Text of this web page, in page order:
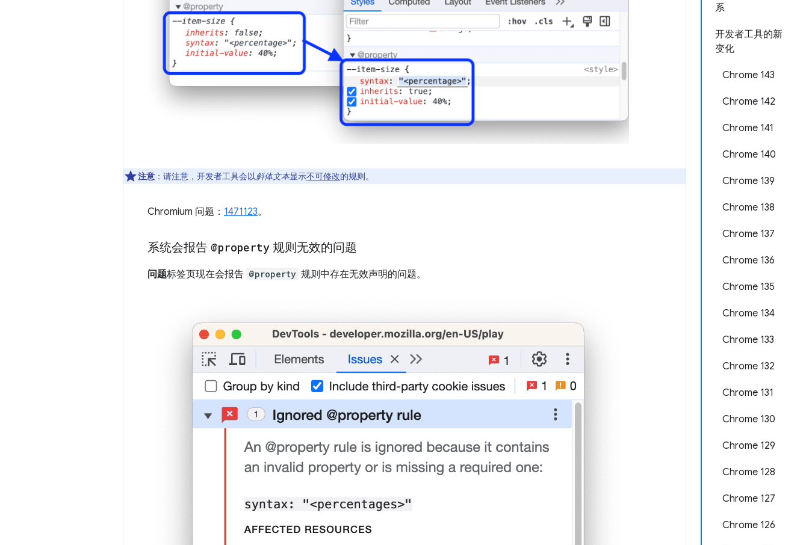
系
开发者工具的新
变化
Chrome 143
Chrome 142
Chrome 141
Chrome 140
Chrome 139
Chrome 138
Chrome 137
Chrome 136
Chrome 135
Chrome 134
Chrome 133
Chrome 132
Chrome 131
Chrome 130
Chrome 129
Chrome 128
Chrome 127
Chrome 126
注意 ：请注意，开发者工具会以斜体文本显示不可修改的规则。
Chromium 问题： 1471123。
系统会报告 @property 规则无效的问题
问题标签页现在会报告 @property 规则中存在无效声明的问题。